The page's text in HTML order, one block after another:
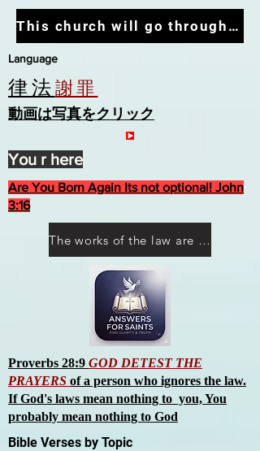
Language
律法 謝罪
動画は写真をクリック
Are You Born Again Its not optional! John
3:16
Proverbs 28:9 GOD DETEST THE
PRAYERS of a person who ignores the law.
If God's laws mean nothing to you, You
probably mean nothing to God
This church will go through the tribulation
Bible Verses by Topic
The works of the law are not what you think they are works of men
You r here